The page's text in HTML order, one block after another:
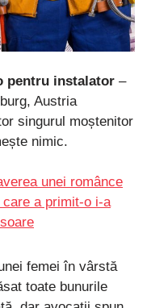
pentru instalator –
Austria
singurul moștenitor
nimic.
unei românce
a primit-o i-a
femei în vârstă
toate bunurile